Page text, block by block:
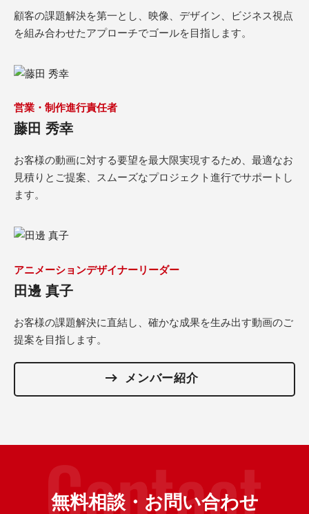
顧客の課題解決を第一とし、映像、デザイン、ビジネス視点
を組み合わせたアプローチでゴールを目指します。
営業・制作進行責任者
藤田 秀幸
お客様の動画に対する要望を最大限実現するため、最適なお
見積りとご提案、スムーズなプロジェクト進行でサポートし
ます。
アニメーションデザイナーリーダー
田邊 真子
お客様の課題解決に直結し、確かな成果を生み出す動画のご
提案を目指します。
メンバー紹介
無料相談・お問い合わせ